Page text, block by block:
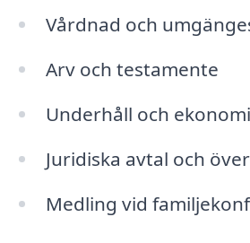
Vårdnad och
Arv och testamente
Underhåll och
Juridiska avtal och
Medling vid